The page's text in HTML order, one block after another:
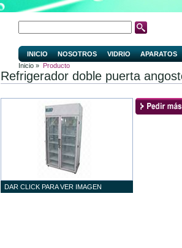
INICIO NOSOTROS VIDRIO APARATOS
Inicio » Producto
Refrigerador doble puerta
DAR CLICK PARA VER IMAGEN